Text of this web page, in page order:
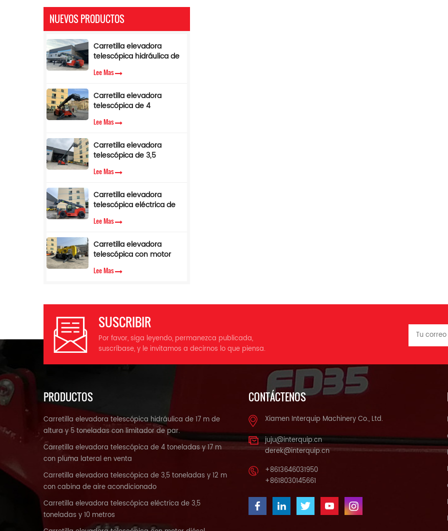
NUEVOS PRODUCTOS
Carretilla elevadora
telescópica hidráulica de
toneladas con limitador
Lee Mas
Carretilla elevadora
telescópica de 4
pluma lateral en venta
Lee Mas
Carretilla elevadora
telescópica de 3,5
cabina de aire
Lee Mas
Carretilla elevadora
telescópica eléctrica de
Lee Mas
Carretilla elevadora
telescópica con motor
3,5 toneladas y 7 m de
Lee Mas
SUSCRIBIR
Por favor, siga leyendo, permanezca publicada,
suscríbase, y le invitamos a decirnos lo que piensa.
PRODUCTOS
Carretilla elevadora telescópica hidráulica de 17 m de
altura y 5 toneladas con limitador de par.
Carretilla elevadora telescópica de 4 toneladas y 17 m
con pluma lateral en venta
Carretilla elevadora telescópica de 3,5 toneladas y 12 m
con cabina de aire acondicionado
Carretilla elevadora telescópica eléctrica de 3,5
toneladas y 10 metros
CONTÁCTENOS
Xiamen Interquip Machinery Co., Ltd.
juju@interquip.cn
derek@interquip.cn
+8613646031950
+8618030145661